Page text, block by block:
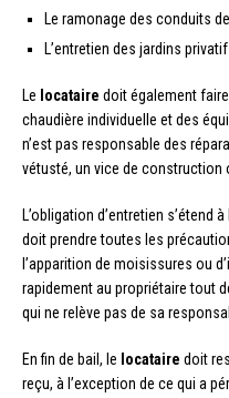
Le ramonage des conduits
L’entretien des jardins
Le locataire doit également
chaudière individuelle et des
n’est pas responsable des
vétusté, un vice de construction
L’obligation d’entretien
doit prendre toutes les
l’apparition de moisissures ou
rapidement au propriétaire tout
qui ne relève pas de sa
En fin de bail, le locataire doit
reçu, à l’exception de ce qui a